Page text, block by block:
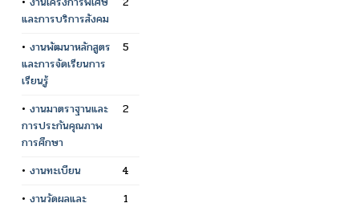
และการบริการสังคม
• งานพัฒนาหลักสูตร
และการจัดเรียนการ
เรียนรู้
5
• งานมาตราฐานและ
การประกันคุณภาพ
การศึกษา
2
• งานทะเบียน
4
• งานวัดผลและ 1